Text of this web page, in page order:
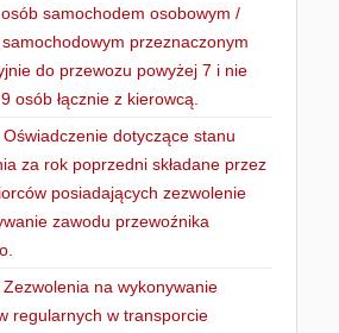
samochodem osobowym /
przeznaczonym
do przewozu powyżej 7 i nie
osób łącznie z kierowcą.
dotyczące stanu
za rok poprzedni składane przez
posiadających zezwolenie
zawodu przewoźnika
na wykonywanie
regularnych w transporcie